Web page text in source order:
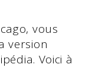
vous
version
Voici à